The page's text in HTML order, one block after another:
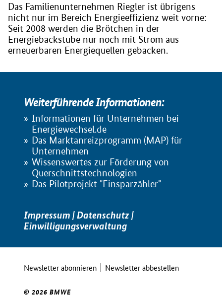
Das Familienunternehmen Riegler ist übrigens
nicht nur im Bereich Energieeffizienz weit vorne:
Seit 2008 werden die Brötchen in der
Energiebackstube nur noch mit Strom aus
erneuerbaren Energiequellen gebacken.
Weiterführende Informationen:
Informationen für Unternehmen bei
Energiewechsel.de
Das Marktanreizprogramm (MAP) für
Unternehmen
Wissenswertes zur Förderung von
Querschnittstechnologien
Das Pilotprojekt "Einsparzähler"
Impressum |Datenschutz|
Einwilligungsverwaltung
Newsletter abonnieren Newsletter abbestellen
© 2026 BMWE